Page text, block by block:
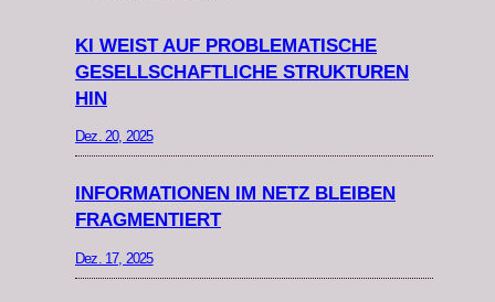
KI WEIST AUF PROBLEMATISCHE
GESELLSCHAFTLICHE STRUKTUREN
HIN
Dez. 20, 2025
INFORMATIONEN IM NETZ BLEIBEN
FRAGMENTIERT
Dez. 17, 2025